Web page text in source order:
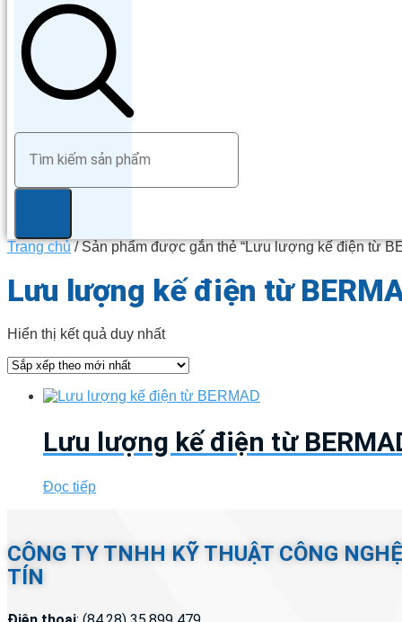
Trang chủ/ Sản phẩm được gắn thẻ “Lưu lượng kế điện từ
Lưu lượng kế điện từ
Hiển thị kết quả duy nhất
Lưu lượng kế điện từ
Đọc tiếp
CÔNG TY TNHH KỸ THUẬT CÔNG
TÍN